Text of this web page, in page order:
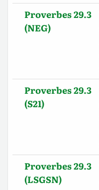
Proverbes 29.3
(NEG)
Proverbes 29.3
(S21)
Proverbes 29.3
(LSGSN)